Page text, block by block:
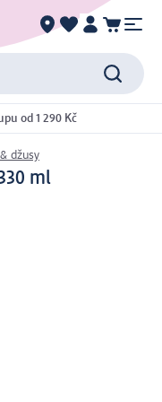
od 1 290 Kč
džusy
ml